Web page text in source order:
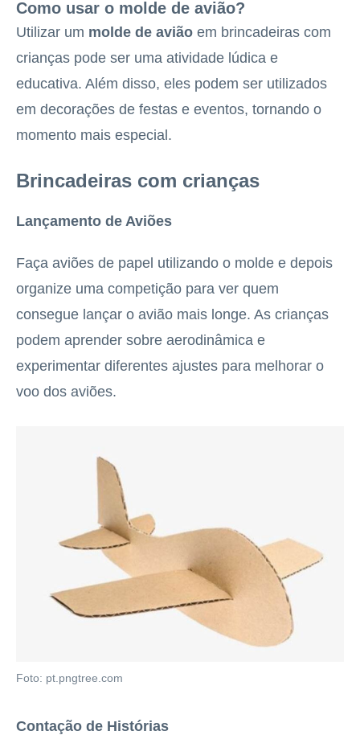
Como usar o molde de avião?
Utilizar um molde de avião em brincadeiras com
crianças pode ser uma atividade lúdica e
educativa. Além disso, eles podem ser utilizados
em decorações de festas e eventos, tornando o
momento mais especial.
Brincadeiras com crianças
Lançamento de Aviões
Faça aviões de papel utilizando o molde e depois
organize uma competição para ver quem
consegue lançar o avião mais longe. As crianças
podem aprender sobre aerodinâmica e
experimentar diferentes ajustes para melhorar o
voo dos aviões.
Foto: pt.pngtree.com
Contação de Histórias